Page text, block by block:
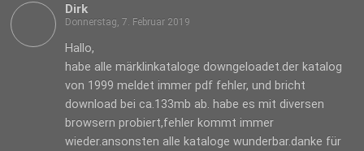
Dirk
Donnerstag, 7. Februar 2019
Hallo,
habe alle märklinkataloge downgeloadet.der katalog
von 1999 meldet immer pdf fehler, und bricht
download bei ca.133mb ab. habe es mit diversen
browsern probiert,fehler kommt immer
wieder.ansonsten alle kataloge wunderbar.danke für